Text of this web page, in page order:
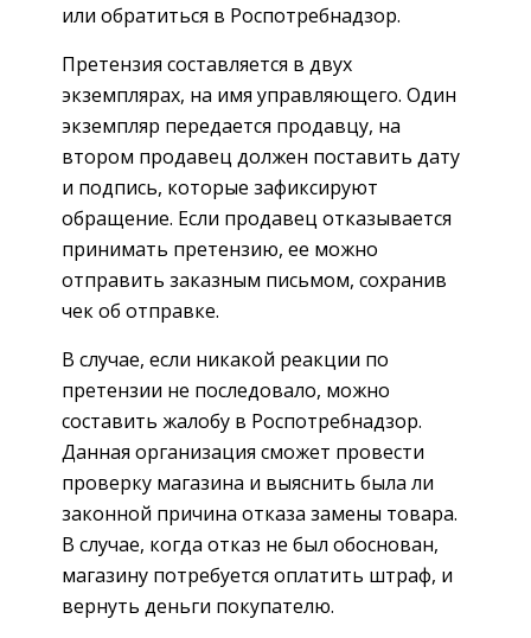
или обратиться в Роспотребнадзор.
Претензия составляется в двух
экземплярах, на имя управляющего. Один
экземпляр передается продавцу, на
втором продавец должен поставить дату
и подпись, которые зафиксируют
обращение. Если продавец отказывается
принимать претензию, ее можно
отправить заказным письмом, сохранив
чек об отправке.
В случае, если никакой реакции по
претензии не последовало, можно
составить жалобу в Роспотребнадзор.
Данная организация сможет провести
проверку магазина и выяснить была ли
законной причина отказа замены товара.
В случае, когда отказ не был обоснован,
магазину потребуется оплатить штраф, и
вернуть деньги покупателю.